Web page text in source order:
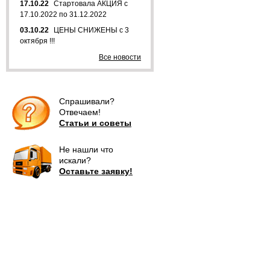
17.10.22 Стартовала АКЦИЯ с
17.10.2022 по 31.12.2022
03.10.22
ЦЕНЫ СНИЖЕНЫ с 3
октября !!!
Все новости
Спрашивали?
Отвечаем!
Статьи и советы
Не нашли что
искали?
Оставьте заявку!